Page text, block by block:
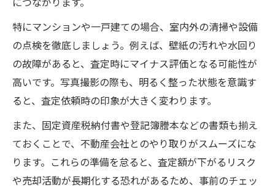
特にマンションや一戸建ての場合、室内外の清掃や設備
の点検を徹底しましょう。例えば、壁紙の汚れや水回り
の故障があると、査定時にマイナス評価となる可能性が
高いです。写真撮影の際も、明るく整った状態を意識す
ると、査定依頼時の印象が大きく変わります。
また、固定資産税納付書や登記簿謄本などの書類も揃え
ておくことで、不動産会社とのやり取りがスムーズにな
ります。これらの準備を怠ると、査定額が下がるリスク
や売却活動が長期化する恐れがあるため、事前のチェッ